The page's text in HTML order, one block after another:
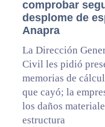
comprobar
desplome de
Anapra
La Dirección
Civil les pidió
memorias de
que cayó; la
los daños
estructura